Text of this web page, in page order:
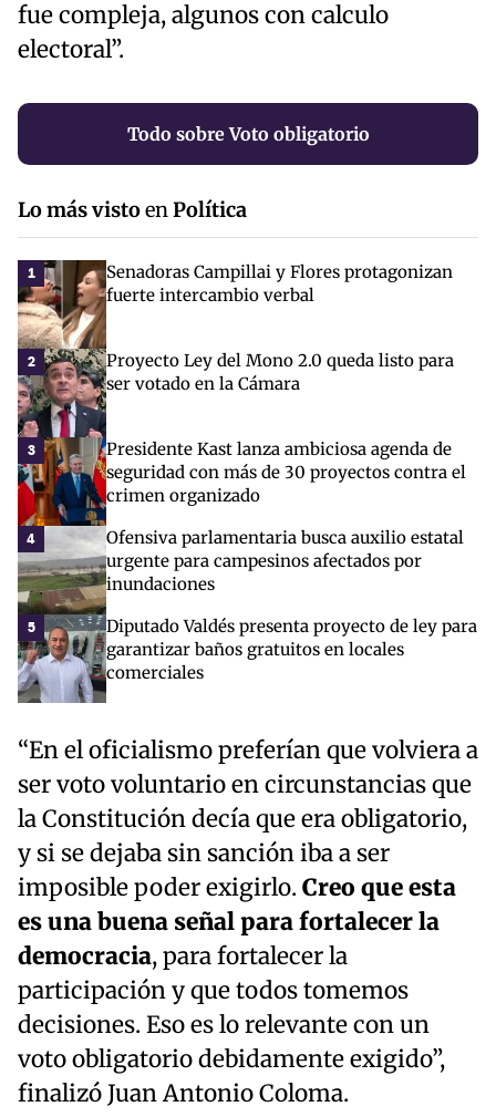
fue compleja, algunos con calculo
electoral”.
Todo sobre Voto obligatorio
Lo más vistoenPolítica
1
Senadoras Campillai y Flores protagonizan
fuerte intercambio verbal
2
Proyecto Ley del Mono 2.0 queda listo para
ser votado en la Cámara
3
Presidente Kast lanza ambiciosa agenda de
seguridad con más de 30 proyectos contra el
crimen organizado
4
Ofensiva parlamentaria busca auxilio estatal
urgente para campesinos afectados por
inundaciones
5
Diputado Valdés presenta proyecto de ley para
garantizar baños gratuitos en locales
comerciales
“En el oficialismo preferían que volviera a
ser voto voluntario en circunstancias que
la Constitución decía que era obligatorio,
y si se dejaba sin sanción iba a ser
imposible poder exigirlo. Creo que esta
es una buena señal para fortalecer la
democracia, para fortalecer la
participación y que todos tomemos
decisiones. Eso es lo relevante con un
voto obligatorio debidamente exigido”,
finalizó Juan Antonio Coloma.